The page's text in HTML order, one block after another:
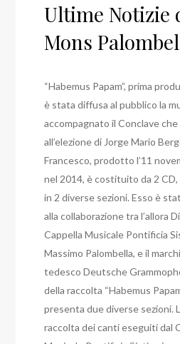
Ultime Notizie
Mons
“Habemus Papam”, prima
è stata diffusa al pubblico la
accompagnato il Conclave
all’elezione di Jorge Mario
Francesco, prodotto l’11
nel 2014, è costituito da 2
in 2 diverse sezioni. Esso è
alla collaborazione tra l’allora
Cappella Musicale Pontificia
Massimo Palombella, e il
tedesco Deutsche
della raccolta “Habemus
presenta due diverse sezioni.
raccolta dei canti eseguiti dal